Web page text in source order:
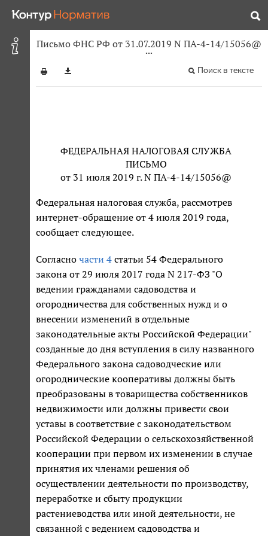
Письмо ФНС РФ от 31.07.2019 N ПА-4-14/15056@
Поиск в тексте
ФЕДЕРАЛЬНАЯ НАЛОГОВАЯ СЛУЖБА
ПИСЬМО
от 31 июля 2019 г. N ПА-4-14/15056@
Федеральная налоговая служба, рассмотрев
интернет-обращение от 4 июля 2019 года,
сообщает следующее.
Согласно части 4 статьи 54 Федерального
закона от 29 июля 2017 года N 217-ФЗ "О
ведении гражданами садоводства и
огородничества для собственных нужд и о
внесении изменений в отдельные
законодательные акты Российской Федерации"
созданные до дня вступления в силу названного
Федерального закона садоводческие или
огороднические кооперативы должны быть
преобразованы в товарищества собственников
недвижимости или должны привести свои
уставы в соответствие с законодательством
Российской Федерации о сельскохозяйственной
кооперации при первом их изменении в случае
принятия их членами решения об
осуществлении деятельности по производству,
переработке и сбыту продукции
растениеводства или иной деятельности, не
связанной с ведением садоводства и